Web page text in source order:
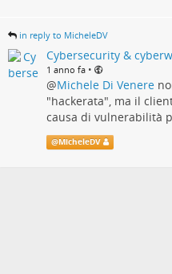
in reply to MicheleDV
Cybersecurity &
1 anno fa •
@Michele Di Venere
"hackerata", ma il
causa di vulnerabilità
@MicheleDV